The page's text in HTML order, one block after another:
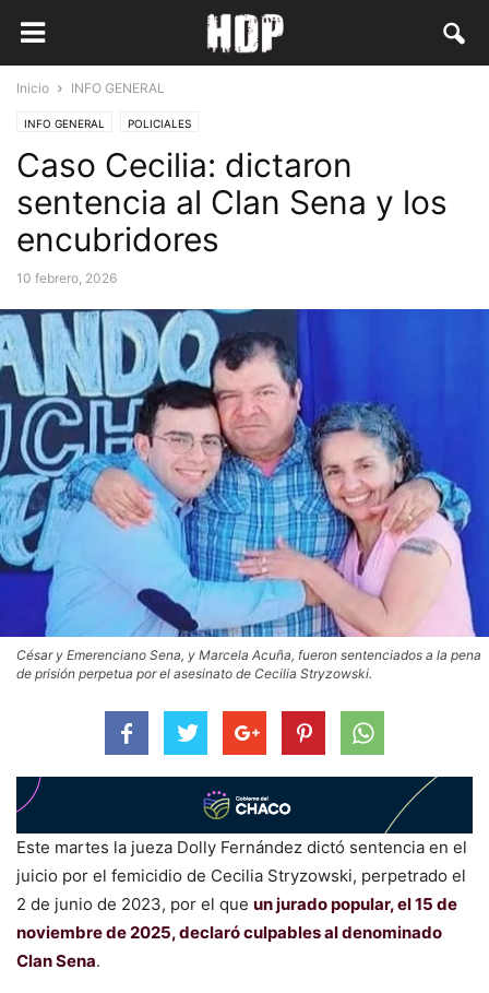
Inicio INFO GENERAL
INFO GENERAL POLICIALES
Caso Cecilia: dictaron
sentencia al Clan Sena y los
encubridores
10 febrero, 2026
César y Emerenciano Sena, y Marcela Acuña, fueron sentenciados a la pena
de prisión perpetua por el asesinato de Cecilia Stryzowski.
Este martes la jueza Dolly Fernández dictó sentencia en el
juicio por el femicidio de Cecilia Stryzowski, perpetrado el
2 de junio de 2023, por el que un jurado popular, el 15 de
noviembre de 2025, declaró culpables al denominado
Clan Sena.